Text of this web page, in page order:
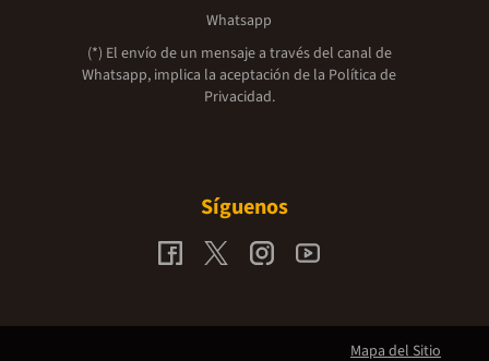
Whatsapp
(*) El envío de un mensaje a través del canal de
Whatsapp, implica la aceptación de la Política de
Privacidad.
Síguenos
Mapa del Sitio